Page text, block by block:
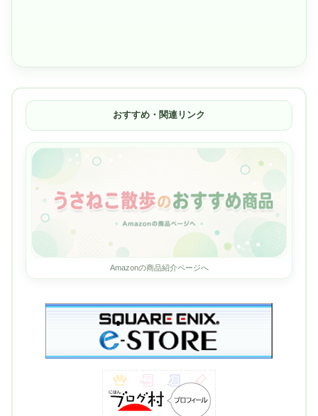
おすすめ・関連リンク
Amazonの商品紹介ページへ